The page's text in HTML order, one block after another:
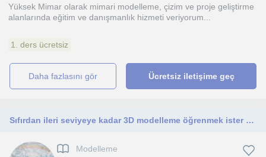
Yüksek Mimar olarak mimari modelleme, çizim ve proje geliştirme
alanlarında eğitim ve danışmanlık hizmeti veriyorum...
1. ders ücretsiz
daha fazlasını gör Ücretsiz iletişime geç
Sıfırdan ileri seviyeye kadar 3D modelleme öğrenmek ister misiniz? Birlikte projeler üreterek ilerleyelim.
Modelleme